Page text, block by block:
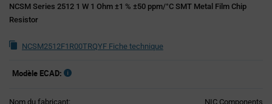
NCSM Series 2512 1 W 1 Ohm ±1 % ±50 ppm/°C SMT Metal Film Chip
Resistor
NCSM2512F1R00TRQYF Fiche technique
Modèle ECAD:
Nom du fabricant: NIC Components